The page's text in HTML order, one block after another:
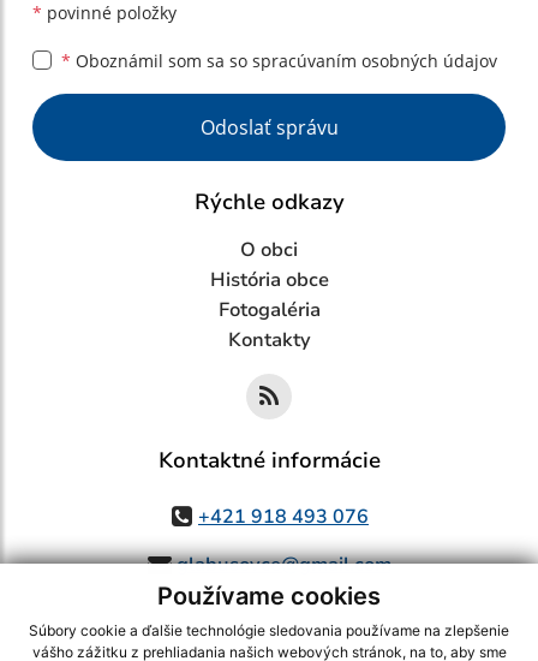
Používame cookies
Súbory cookie a ďalšie technológie sledovania používame na zlepšenie
vášho zážitku z prehliadania našich webových stránok, na to, aby sme
* povinné položky
* Oboznámil som sa so spracúvaním osobných údajov
Google reCaptcha Response
Odoslať správu
Rýchle odkazy
O obci
História obce
Fotogaléria
Kontakty
Kontaktné informácie
+421 918 493 076
glabusovce@gmail.com